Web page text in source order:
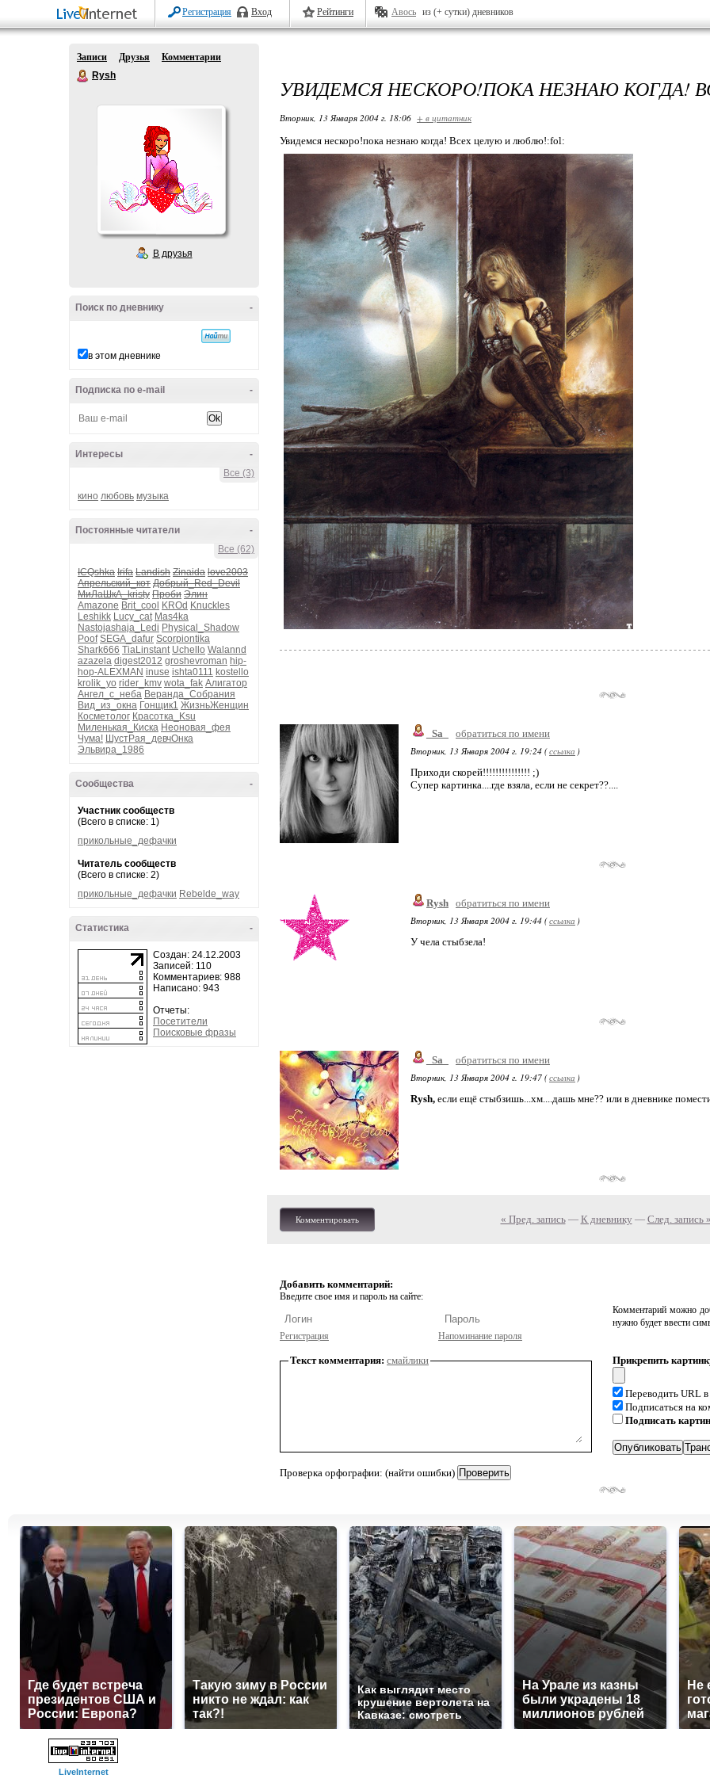
Регистрация Вход Рейтинги Авось из (+ сутки) дневников
Записи Друзья
Комментарии
Rysh
В друзья
-
Поиск по дневнику
в этом дневнике
-
Подписка по e-mail
-
Интересы
Все (3)
кино любовь музыка
-
Постоянные читатели
Все (62)
ICQshka Irifa Landish Zinaida love2003
Апрельский_кот Добрый_Red_Devil
МиЛаШкА_kristy Проби Элин
Amazone Brit_cool KROd Knuckles
Leshikk Lucy_cat Mas4ka
Nastojashaja_Ledi Physical_Shadow
Poof SEGA_dafur Scorpiontika
Shark666 TiaLinstant Uchello Walannd
azazela digest2012 groshevroman hip-
hop-ALEXMAN inuse ishta0111 kostello
krolik_yo rider_kmv wota_fak Алигатор
Ангел_с_неба Веранда_Собрания
Вид_из_окна Гонщик1 ЖизньЖенщин
Косметолог Красотка_Ksu
Миленькая_Киска Неоновая_фея
Чума! ШустРая_девчОнка
Эльвира_1986
-
Сообщества
Участник сообществ
(Всего в списке: 1)
прикольные_дефачки
Читатель сообществ
(Всего в списке: 2)
прикольные_дефачки Rebelde_way
-
Статистика
Создан: 24.12.2003
Записей: 110
Комментариев: 988
Написано: 943
Отчеты:
Посетители
Поисковые фразы
УВИДЕМСЯ НЕСКОРО!ПОКА НЕЗНАЮ КОГДА!
Вторник, 13 Января 2004 г. 18:06 + в цитатник
Увидемся нескоро!пока незнаю когда! Всех целую и люблю!:fol:
_Sa_
обратиться по имени
Вторник, 13 Января 2004 г. 19:24 (ссылка )
Приходи скорей!!!!!!!!!!!!!!! ;)
Супер картинка....где взяла, если не секрет??....
Rysh обратиться по имени
Вторник, 13 Января 2004 г. 19:44 (ссылка )
У чела стыбзела!
_Sa_
обратиться по имени
Вторник, 13 Января 2004 г. 19:47 (ссылка )
Rysh, если ещё стыбзишь...хм....дашь мне?? или в дневнике
Комментировать « Пред. запись— К дневнику — След. запись »
Добавить комментарий:
Введите свое имя и пароль на сайте:
Регистрация Напоминание пароля
Комментарий можно
нужно будет ввести
Текст комментария: смайлики
Проверка орфографии: (найти ошибки)
Прикрепить
Переводить URL
Подписаться на
Подписать
Где будет встреча
президентов США и
России: Европа?
Такую зиму в России
никто не ждал: как
так?!
Как выглядит место
крушение вертолета на
Кавказе: смотреть
На Урале из казны
были украдены 18
миллионов рублей
Не
LiveInternet